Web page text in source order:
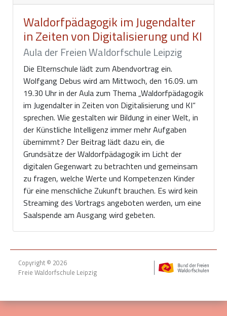
Waldorfpädagogik im Jugendalter
in Zeiten von Digitalisierung und KI
Aula der Freien Waldorfschule Leipzig
Die Elternschule lädt zum Abendvortrag ein.
Wolfgang Debus wird am Mittwoch, den 16.09. um
19.30 Uhr in der Aula zum Thema „Waldorfpädagogik
im Jugendalter in Zeiten von Digitalisierung und KI“
sprechen. Wie gestalten wir Bildung in einer Welt, in
der Künstliche Intelligenz immer mehr Aufgaben
übernimmt? Der Beitrag lädt dazu ein, die
Grundsätze der Waldorfpädagogik im Licht der
digitalen Gegenwart zu betrachten und gemeinsam
zu fragen, welche Werte und Kompetenzen Kinder
für eine menschliche Zukunft brauchen. Es wird kein
Streaming des Vortrags angeboten werden, um eine
Saalspende am Ausgang wird gebeten.
Copyright © 2026
Freie Waldorfschule Leipzig